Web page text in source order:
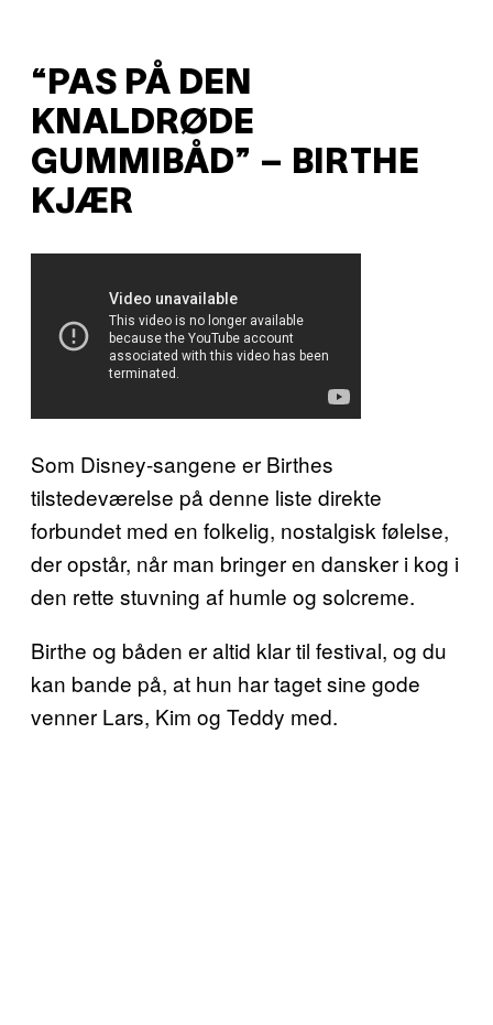
“PAS PÅ DEN
KNALDRØDE
GUMMIBÅD” – BIRTHE
KJÆR
Som Disney-sangene er Birthes
tilstedeværelse på denne liste direkte
forbundet med en folkelig, nostalgisk følelse,
der opstår, når man bringer en dansker i kog i
den rette stuvning af humle og solcreme.
Birthe og båden er altid klar til festival, og du
kan bande på, at hun har taget sine gode
venner Lars, Kim og Teddy med.